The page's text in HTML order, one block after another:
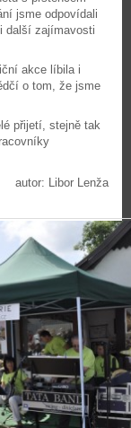
jsme odpovídali
další zajímavosti
akce líbila i
o tom, že jsme
přijetí, stejně tak
autor: Libor Lenža